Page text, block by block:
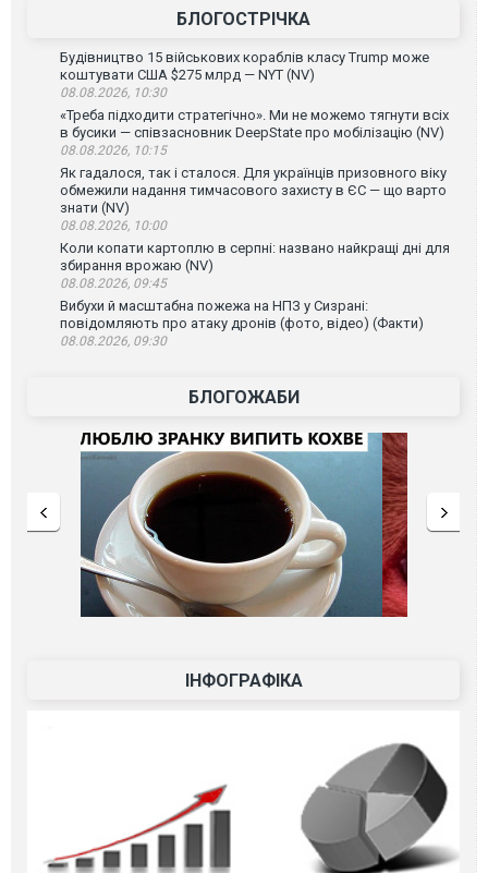
БЛОГОСТРІЧКА
Будівництво 15 військових кораблів класу Trump може
коштувати США $275 млрд — NYT (NV)
08.08.2026, 10:30
«Треба підходити стратегічно». Ми не можемо тягнути всіх
в бусики — співзасновник DeepState про мобілізацію (NV)
08.08.2026, 10:15
Як гадалося, так і сталося. Для українців призовного віку
обмежили надання тимчасового захисту в ЄС — що варто
знати (NV)
08.08.2026, 10:00
Коли копати картоплю в серпні: названо найкращі дні для
збирання врожаю (NV)
08.08.2026, 09:45
Вибухи й масштабна пожежа на НПЗ у Сизрані:
повідомляють про атаку дронів (фото, відео) (Факти)
08.08.2026, 09:30
БЛОГОЖАБИ
ІНФОГРАФІКА